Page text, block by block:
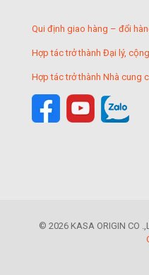
Qui định giao hàng – đổi
Hợp tác trở thành Đại lý,
Hợp tác trở thành Nhà cung
© 2026 KASA ORIGIN CO